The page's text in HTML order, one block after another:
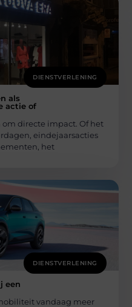
DIENSTVERLENING
als
actie of
directe impact. Of het
eindejaarsacties
het
DIENSTVERLENING
een
vandaag meer